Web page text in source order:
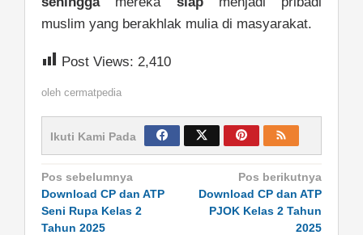
muslim yang berakhlak mulia di masyarakat.
Post Views: 2,410
oleh cermatpedia
Ikuti Kami Pada
Navigasi
pos
Pos sebelumnya
Download CP dan ATP
Seni Rupa Kelas 2
Tahun 2025
Pos berikutnya
Download CP dan ATP
PJOK Kelas 2 Tahun
2025